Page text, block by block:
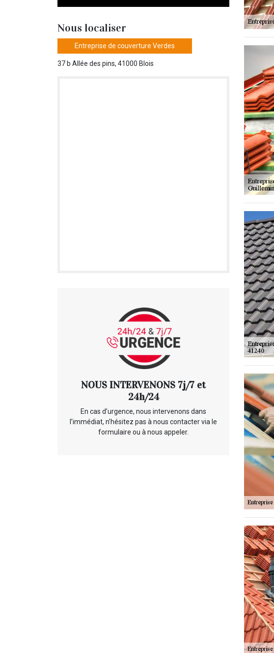
Nous localiser
Entreprise de couverture Verdes
37 b Allée des pins, 41000 Blois
NOUS INTERVENONS 7j/7 et
24h/24
En cas d’urgence, nous intervenons dans
l’immédiat, n’hésitez pas à nous contacter via le
formulaire ou à nous appeler.